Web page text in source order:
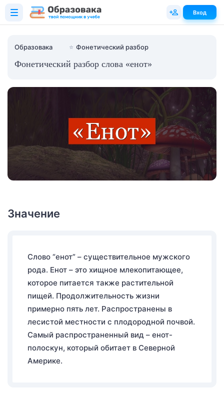
Образовака ⭐ Фонетический разбор
Фонетический разбор слова «енот»
Значение
Слово “енот” – существительное мужского
рода. Енот – это хищное млекопитающее,
которое питается также растительной
пищей. Продолжительность жизни
примерно пять лет. Распространены в
лесистой местности с плодородной почвой.
Самый распространенный вид – енот-
полоскун, который обитает в Северной
Америке.
Вход